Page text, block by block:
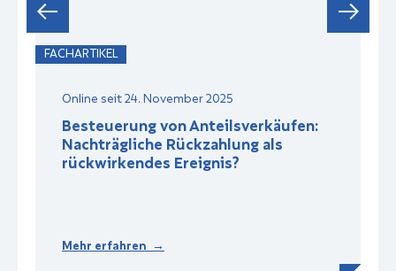
FACHARTIKEL
Online seit 24. November 2025
Besteuerung von Anteilsverkäufen:
Nachträgliche Rückzahlung als
rückwirkendes Ereignis?
Mehr erfahren →